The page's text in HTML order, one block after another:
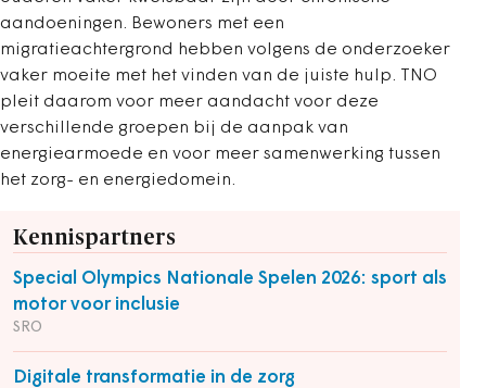
aandoeningen. Bewoners met een
migratieachtergrond hebben volgens de onderzoeker
vaker moeite met het vinden van de juiste hulp. TNO
pleit daarom voor meer aandacht voor deze
verschillende groepen bij de aanpak van
energiearmoede en voor meer samenwerking tussen
het zorg- en energiedomein.
Kennispartners
Special Olympics Nationale Spelen 2026: sport als
motor voor inclusie
SRO
Digitale transformatie in de zorg